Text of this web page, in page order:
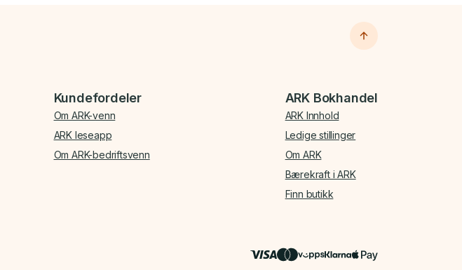
Kundefordeler
Om ARK-venn
ARK leseapp
Om ARK-bedriftsvenn
ARK Bokhandel
ARK Innhold
Ledige stillinger
Om ARK
Bærekraft i ARK
Finn butikk